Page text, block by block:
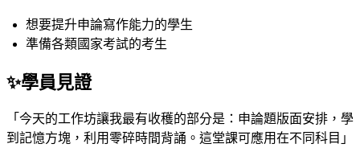
想要提升申論寫作能力的學生
準備各類國家考試的考生
✨學員見證
「今天的工作坊讓我最有收穫的部分是：申論題版面安排，學
到記憶方塊，利用零碎時間背誦。這堂課可應用在不同科目」